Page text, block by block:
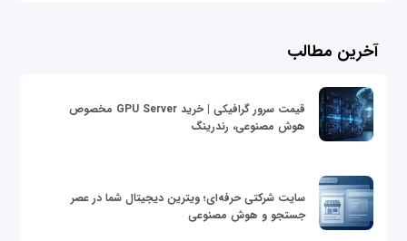
آخرین مطالب
قیمت سرور گرافیکی | خرید GPU Server مخصوص
هوش مصنوعی، رندرینگ
سایت شرکتی حرفه‌ای؛ ویترین دیجیتال شما در عصر
جستجو و هوش مصنوعی